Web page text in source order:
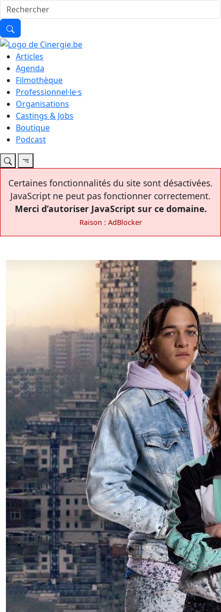
Articles
Agenda
Filmothèque
Professionnel·le·s
Organisations
Castings & Jobs
Boutique
Podcast
Certaines fonctionnalités du site sont désactivées.
JavaScript ne peut pas fonctionner correctement.
Merci d’autoriser JavaScript sur ce domaine.
Raison : AdBlocker